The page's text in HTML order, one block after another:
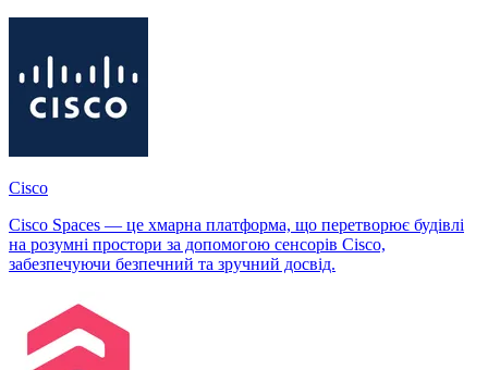
Cisco
Cisco Spaces — це хмарна платформа, що перетворює будівлі
на розумні простори за допомогою сенсорів Cisco,
забезпечуючи безпечний та зручний досвід.